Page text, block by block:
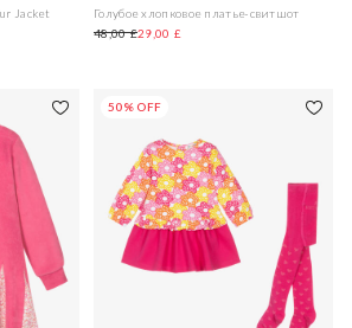
Jacket
Голубое хлопковое платье-свитшот
48,00 £29,00 £
50% OFF